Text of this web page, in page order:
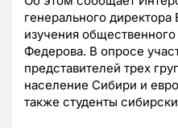
генерального
изучения
Федерова. В опросе
представителей трех
население Сибири и
также студенты